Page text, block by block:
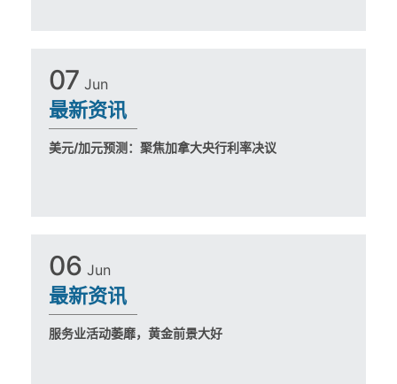
原油展望：WTI延续复苏
原油价格自周二大幅反弹后持续上涨，已
经成功收复了欧佩克会议后失去的大部分
失地。随着价格反转，原油的短期前景得
07 Jun
最新资讯
美元/加元预测：聚焦加拿大央行利率决议
美元/加元预测：聚焦加拿大央行利
率决议
美元/加元展望 美元/加元创下周内新低
（1.3390），回吐本周初以来的涨幅，但
加拿大央行（BoC）的利率决议可能会支
06 Jun
最新资讯
服务业活动萎靡，黄金前景大好